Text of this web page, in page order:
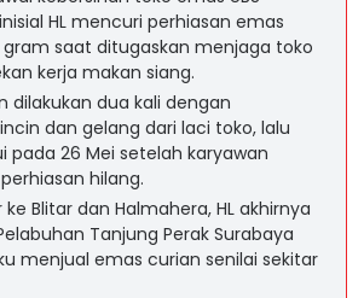
HL mencuri perhiasan emas
gram saat ditugaskan menjaga toko
kerja makan siang.
dilakukan dua kali dengan
dan gelang dari laci toko, lalu
pada 26 Mei setelah karyawan
hilang.
Blitar dan Halmahera, HL akhirnya
Tanjung Perak Surabaya
menjual emas curian senilai sekitar